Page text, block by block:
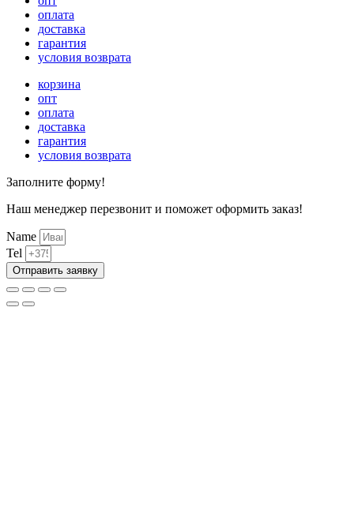
оплата
доставка
гарантия
условия возврата
корзина
опт
оплата
доставка
гарантия
условия возврата
Заполните форму!
Наш менеджер перезвонит и поможет оформить заказ!
Name
Tel
Отправить заявку